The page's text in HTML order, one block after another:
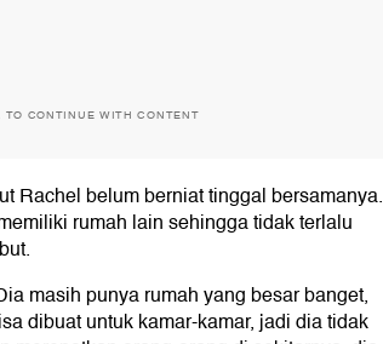
TO CONTINUE WITH CONTENT
Rachel belum berniat tinggal bersamanya.
rumah lain sehingga tidak terlalu
masih punya rumah yang besar banget,
dibuat untuk kamar-kamar, jadi dia tidak